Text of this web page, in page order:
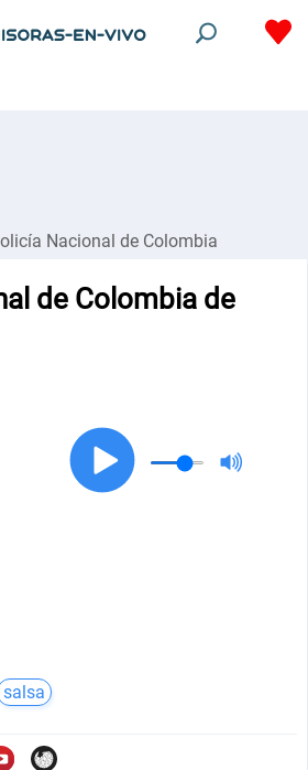
Nacional de Colombia
de Colombia de
salsa